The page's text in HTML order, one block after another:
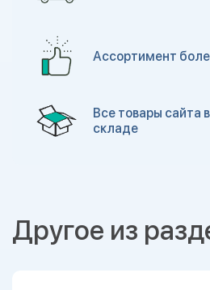
Ассортимент
Все товары сайта
складе
Другое из